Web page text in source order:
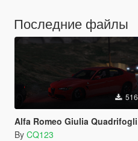
Последние файлы
516
Alfa Romeo Giulia Quadrifoglio True Realistic Handling
By CQ123